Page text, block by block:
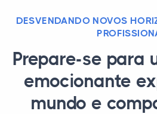
DESVENDANDO NOVOS
Prepare-se para
emocionante
mundo e